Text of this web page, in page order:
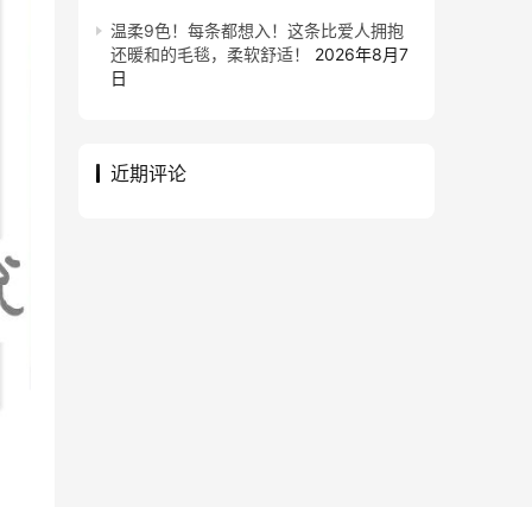
温柔9色！每条都想入！这条比爱人拥抱
还暖和的毛毯，柔软舒适！
2026年8月7
日
近期评论